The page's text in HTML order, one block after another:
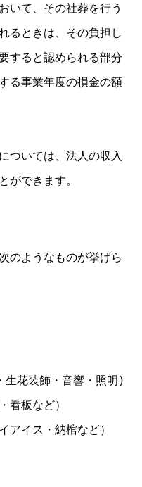
いて、その社葬を行う
るときは、その負担し
すると認められる部分
る事業年度の損金の額
ついては、法人の収入
ができます。
のようなものが挙げら
生花装飾・音響・照明)
看板など）
アイス・納棺など）